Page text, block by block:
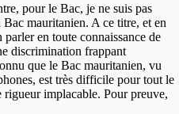
pour le Bac, je ne suis pas
mauritanien. A ce titre, et en
en toute connaissance de
discrimination frappant
que le Bac mauritanien, vu
est très difficile pour tout le
rigueur implacable. Pour preuve,